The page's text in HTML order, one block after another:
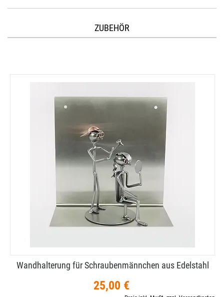
ZUBEHÖR
Wandhalterung für Schraubenmännchen aus Edelstahl
25,00 €